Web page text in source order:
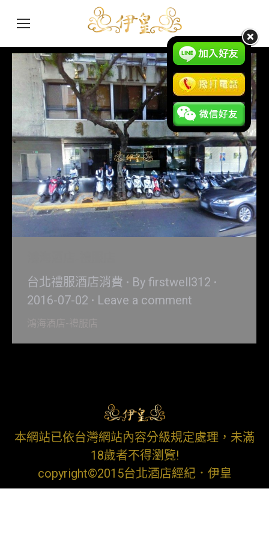
台北禮服酒店消費 By firstwell312
2016-07-02
Leave a comment
鴻海酒店-禮服店
本網站已依台灣網站內容分級規定處理，未滿
18歲者不得瀏覽!
copyright©2015台北酒店經紀．伊皇